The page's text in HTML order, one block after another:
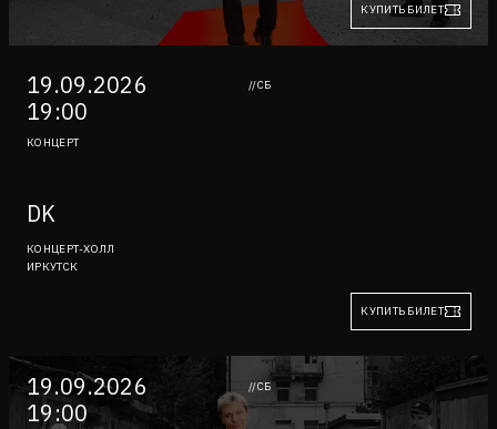
КУПИТЬ БИЛЕТ
19.09.2026
19:00
//СБ
КОНЦЕРТ
DK
КОНЦЕРТ-ХОЛЛ
ИРКУТСК
КУПИТЬ БИЛЕТ
19.09.2026
19:00
//СБ